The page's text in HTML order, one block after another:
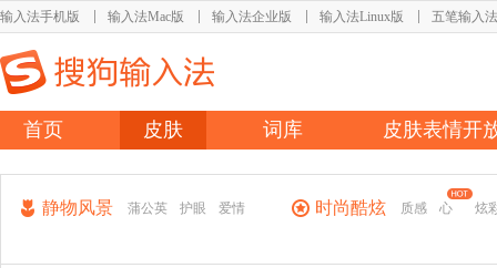
输入法手机版 输入法Mac版 输入法企业版 输入法Linux版 五笔输入法
首页 皮肤 词库 皮肤表情开
静物风景 蒲公英 护眼 爱情 时尚酷炫 质感 心 炫